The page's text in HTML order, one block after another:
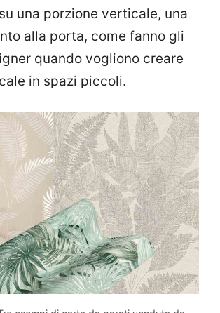
una porzione verticale, una
alla porta, come fanno gli
quando vogliono creare
in spazi piccoli.